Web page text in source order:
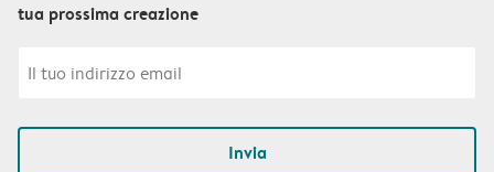
tua prossima creazione
Invia